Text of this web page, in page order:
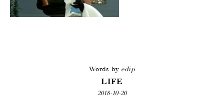
Words by edip
LIFE
2018-10-20